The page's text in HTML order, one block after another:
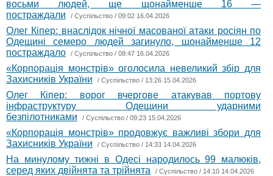
восьми людей, ще щонайменше 16 —
постраждали
/ Суспільство / 09:02 16.04.2026
Олег Кіпер: внаслідок нічної масованої атаки росіян по
Одещині семеро людей загинуло, щонайменше 12
постраждало
/ Суспільство / 08:47 16.04.2026
«Корпорація монстрів» оголосила невеликий збір для
Захисників України
/ Суспільство / 13:26 15.04.2026
Олег Кіпер: ворог вчергове атакував портову
інфраструктуру Одещини ударними
безпілотниками
/ Суспільство / 09:23 15.04.2026
«Корпорація монстрів» продовжує важливі збори для
Захисників України
/ Суспільство / 14:33 14.04.2026
На минулому тижні в Одесі народилось 99 малюків,
серед яких двійнята та трійнята
/ Суспільство / 14:10 14.04.2026